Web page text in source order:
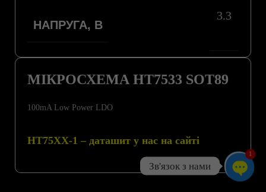
МІКРОСХЕМА HT7533 SOT89
100mA Low Power LDO
HT75XX-1 – даташит у нас на сайті
НАПРУГА, В
3.3
Зв'язок з нами
1